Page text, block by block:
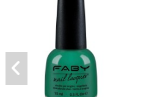
Double
18,50 €
Museum Mile
14,50 €
Flatiron
14,50 €